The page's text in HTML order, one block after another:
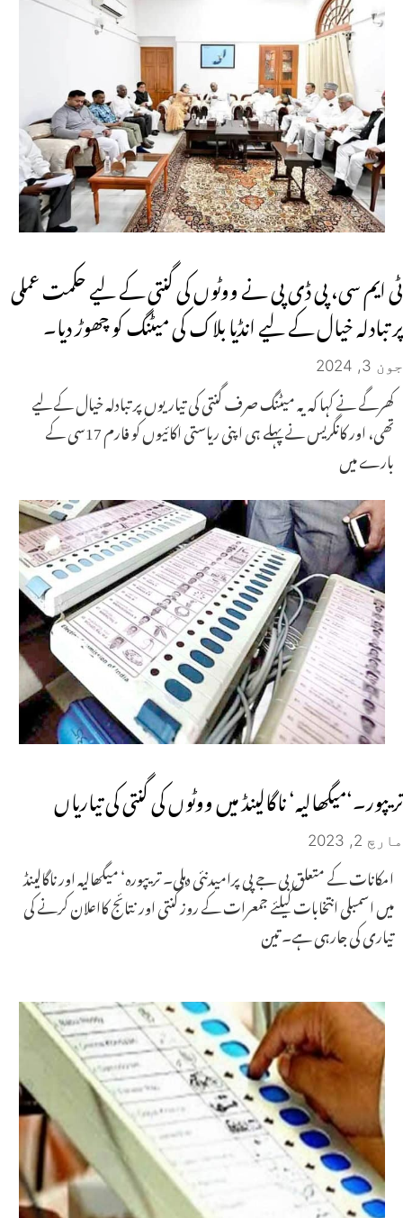
ٹی ایم سی، پی ڈی پی نے ووٹوں کی گنتی کے لیے حکمت عملی
پر تبادلہ خیال کے لیے انڈیا بلاک کی میٹنگ کو چھوڑ دیا۔
جون 3, 2024
کھرگے نے کہا کہ یہ میٹنگ صرف گنتی کی تیاریوں پر تبادلہ خیال کے لیے
تھی، اور کانگریس نے پہلے ہی اپنی ریاستی اکائیوں کو فارم 17سی کے
بارے میں
تریپور۔‘میگھالیہ‘ ناگالینڈ میں ووٹوں کی گنتی کی تیاریاں
مارچ 2, 2023
امکانات کے متعلق بی جے پی پرامیدنئی دہلی۔ تریپورہ‘ میگھالیہ اور ناگالینڈ
میں اسمبلی انتخابات کیلئے جمعرات کے روز گنتی اور نتائج کااعلان کرنے کی
تیاری کی جارہی ہے۔ تین